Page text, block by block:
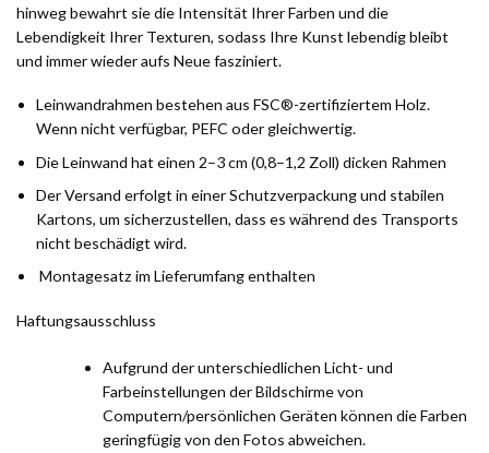
hinweg bewahrt sie die Intensität Ihrer Farben und die
Lebendigkeit Ihrer Texturen, sodass Ihre Kunst lebendig bleibt
und immer wieder aufs Neue fasziniert.
Leinwandrahmen bestehen aus FSC®-zertifiziertem Holz.
Wenn nicht verfügbar, PEFC oder gleichwertig.
Die Leinwand hat einen 2–3 cm (0,8–1,2 Zoll) dicken Rahmen
Der Versand erfolgt in einer Schutzverpackung und stabilen
Kartons, um sicherzustellen, dass es während des Transports
nicht beschädigt wird.
Montagesatz im Lieferumfang enthalten
Haftungsausschluss
Aufgrund der unterschiedlichen Licht- und
Farbeinstellungen der Bildschirme von
Computern/persönlichen Geräten können die Farben
geringfügig von den Fotos abweichen.